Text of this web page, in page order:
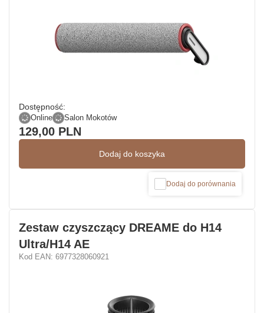
Dostępność:
Online Salon Mokotów
129,00 PLN
Dodaj do koszyka
Dodaj do porównania
Zestaw czyszczący DREAME do H14
Ultra/H14 AE
Kod EAN: 6977328060921